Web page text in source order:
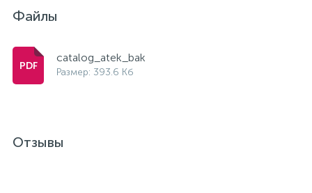
Файлы
catalog_atek_bak
Размер: 393.6 Кб
Отзывы